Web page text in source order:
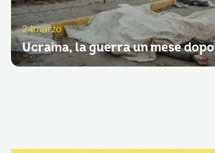
24marzo
Ucraina, la guerra un mese dopo